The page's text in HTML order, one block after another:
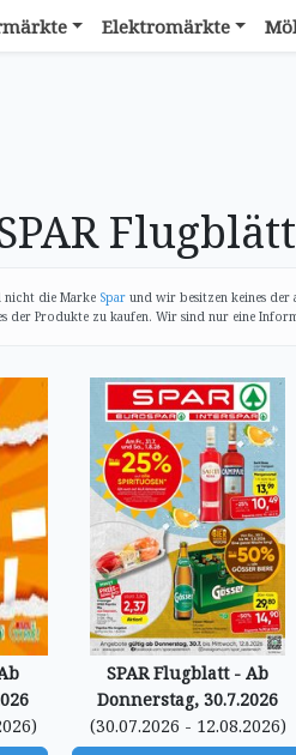
Elektromärkte
nicht die Marke Spar und wir besitzen keines der
der Produkte zu kaufen. Wir sind nur eine
SPAR Flugblatt - Ab
Donnerstag, 30.7.2026
(30.07.2026 - 12.08.2026)